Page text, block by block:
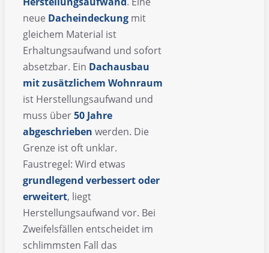
neue Dacheindeckung mit
gleichem Material ist
Erhaltungsaufwand und sofort
absetzbar. Ein Dachausbau
mit zusätzlichem Wohnraum
ist Herstellungsaufwand und
muss über50 Jahre
abgeschrieben werden. Die
Grenze ist oft unklar.
Faustregel: Wird etwas
grundlegend verbessert oder
erweitert, liegt
Herstellungsaufwand vor. Bei
Zweifelsfällen entscheidet im
schlimmsten Fall das